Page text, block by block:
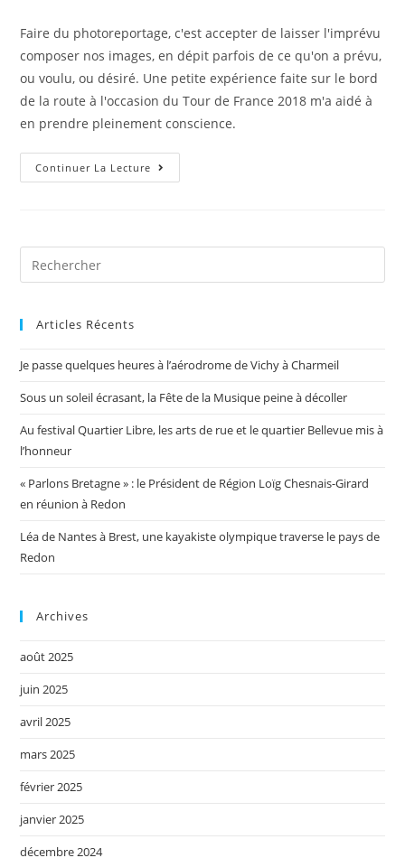
Faire du photoreportage, c'est accepter de laisser l'imprévu
composer nos images, en dépit parfois de ce qu'on a prévu,
ou voulu, ou désiré. Une petite expérience faite sur le bord
de la route à l'occasion du Tour de France 2018 m'a aidé à
en prendre pleinement conscience.
Continuer La Lecture
Articles Récents
Je passe quelques heures à l’aérodrome de Vichy à Charmeil
Sous un soleil écrasant, la Fête de la Musique peine à décoller
Au festival Quartier Libre, les arts de rue et le quartier Bellevue mis à
l’honneur
« Parlons Bretagne » : le Président de Région Loïg Chesnais-Girard
en réunion à Redon
Léa de Nantes à Brest, une kayakiste olympique traverse le pays de
Redon
Archives
août 2025
juin 2025
avril 2025
mars 2025
février 2025
janvier 2025
décembre 2024